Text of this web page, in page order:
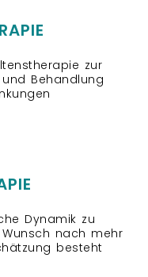
zur
Behandlung
Dynamik zu
nach mehr
besteht